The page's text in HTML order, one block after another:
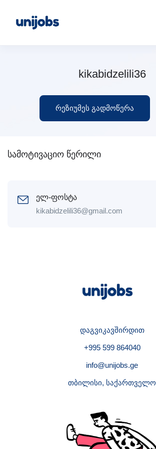
kikabidzelili36
რეზიუმეს გადმოწერა
სამოტივაციო წერილი
ელ-ფოსტა
kikabidzelili36@gmail.com
დაგვიკავშირდით
+995 599 864040
info@unijobs.ge
თბილისი, საქართველო